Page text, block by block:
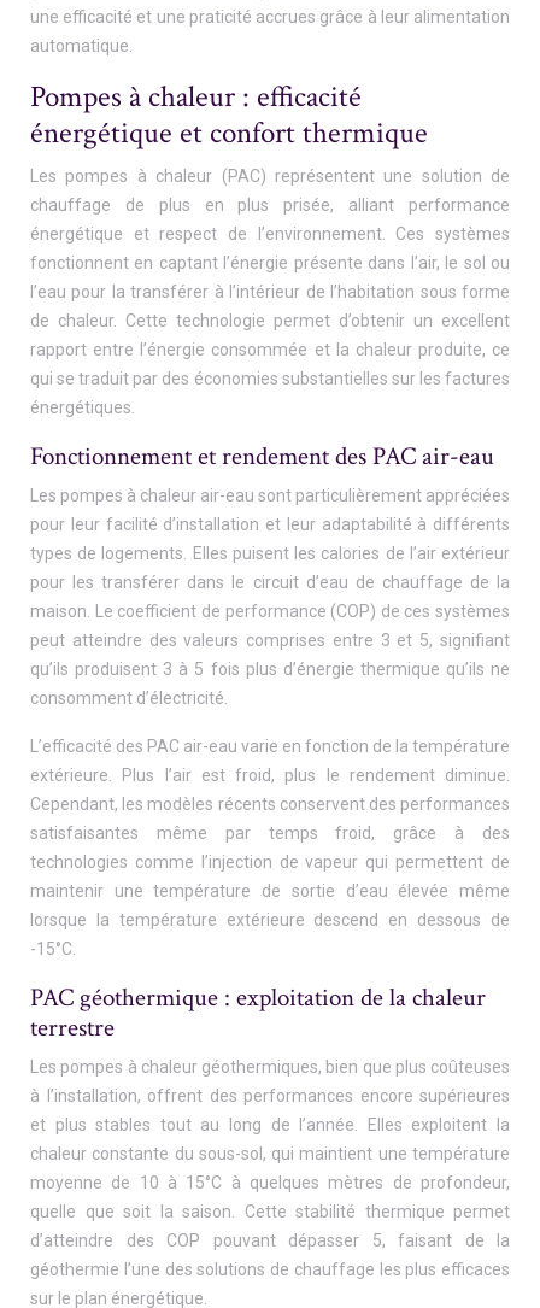
une efficacité et une praticité accrues grâce à leur alimentation
automatique.
Pompes à chaleur : efficacité
énergétique et confort thermique
Les pompes à chaleur (PAC) représentent une solution de
chauffage de plus en plus prisée, alliant performance
énergétique et respect de l’environnement. Ces systèmes
fonctionnent en captant l’énergie présente dans l’air, le sol ou
l’eau pour la transférer à l’intérieur de l’habitation sous forme
de chaleur. Cette technologie permet d’obtenir un excellent
rapport entre l’énergie consommée et la chaleur produite, ce
qui se traduit par des économies substantielles sur les factures
énergétiques.
Fonctionnement et rendement des PAC air-eau
Les pompes à chaleur air-eau sont particulièrement appréciées
pour leur facilité d’installation et leur adaptabilité à différents
types de logements. Elles puisent les calories de l’air extérieur
pour les transférer dans le circuit d’eau de chauffage de la
maison. Le coefficient de performance (COP) de ces systèmes
peut atteindre des valeurs comprises entre 3 et 5, signifiant
qu’ils produisent 3 à 5 fois plus d’énergie thermique qu’ils ne
consomment d’électricité.
L’efficacité des PAC air-eau varie en fonction de la température
extérieure. Plus l’air est froid, plus le rendement diminue.
Cependant, les modèles récents conservent des performances
satisfaisantes même par temps froid, grâce à des
technologies comme l’injection de vapeur qui permettent de
maintenir une température de sortie d’eau élevée même
lorsque la température extérieure descend en dessous de
-15°C.
PAC géothermique : exploitation de la chaleur
terrestre
Les pompes à chaleur géothermiques, bien que plus coûteuses
à l’installation, offrent des performances encore supérieures
et plus stables tout au long de l’année. Elles exploitent la
chaleur constante du sous-sol, qui maintient une température
moyenne de 10 à 15°C à quelques mètres de profondeur,
quelle que soit la saison. Cette stabilité thermique permet
d’atteindre des COP pouvant dépasser 5, faisant de la
géothermie l’une des solutions de chauffage les plus efficaces
sur le plan énergétique.